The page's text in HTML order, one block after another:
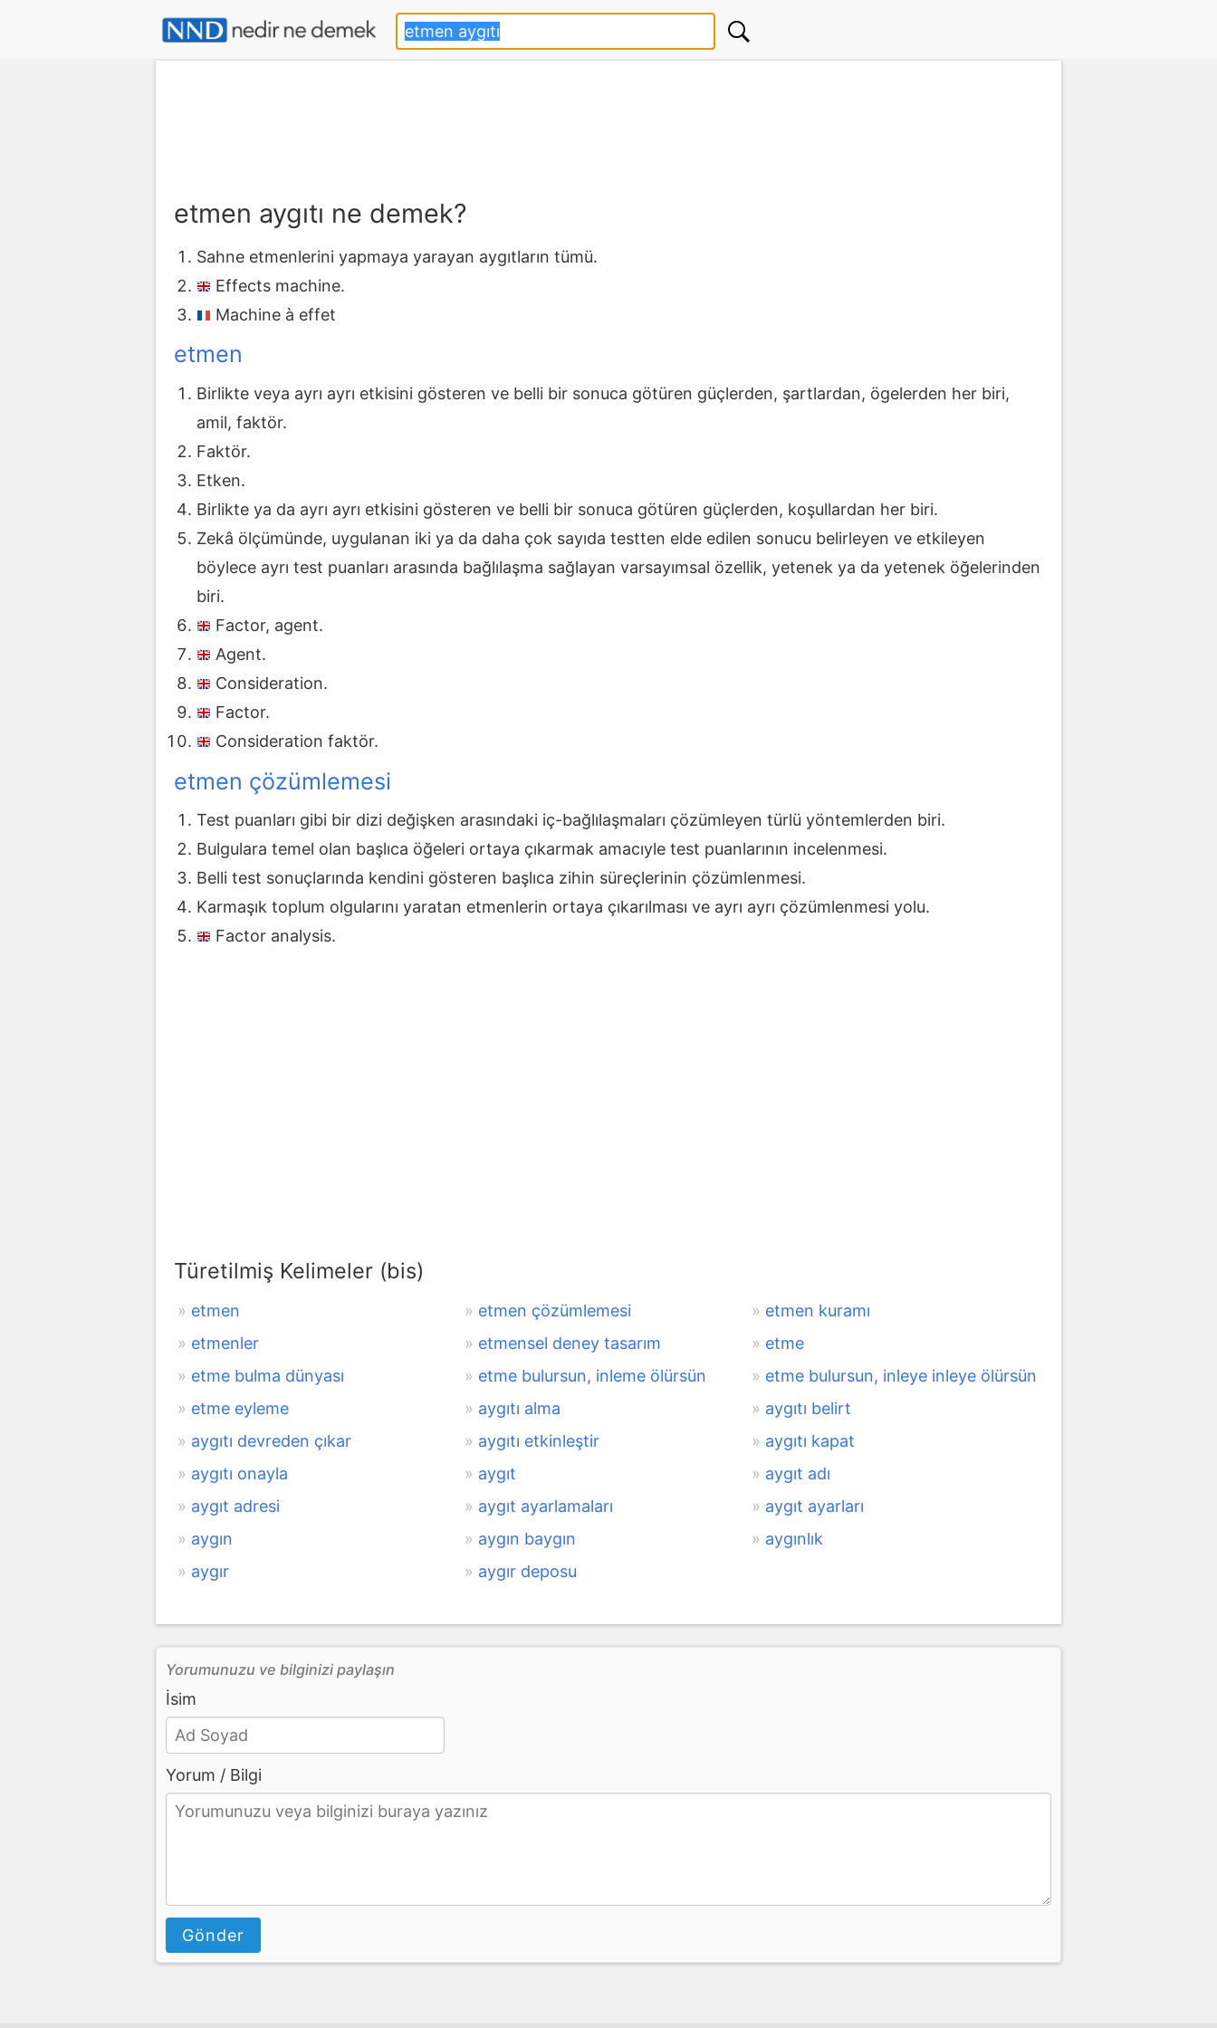
etmen aygıtı ne demek?
Sahne etmenlerini yapmaya yarayan aygıtların tümü.
Effects machine.
Machine à effet
etmen
Birlikte veya ayrı ayrı etkisini gösteren ve belli bir sonuca götüren güçlerden, şartlardan, ögelerden her biri,
amil, faktör.
Faktör.
Etken.
Birlikte ya da ayrı ayrı etkisini gösteren ve belli bir sonuca götüren güçlerden, koşullardan her biri.
Zekâ ölçümünde, uygulanan iki ya da daha çok sayıda testten elde edilen sonucu belirleyen ve etkileyen
böylece ayrı test puanları arasında bağlılaşma sağlayan varsayımsal özellik, yetenek ya da yetenek öğelerinden
biri.
Factor, agent.
Agent.
Consideration.
Factor.
Consideration faktör.
etmen çözümlemesi
Test puanları gibi bir dizi değişken arasındaki iç-bağlılaşmaları çözümleyen türlü yöntemlerden biri.
Bulgulara temel olan başlıca öğeleri ortaya çıkarmak amacıyle test puanlarının incelenmesi.
Belli test sonuçlarında kendini gösteren başlıca zihin süreçlerinin çözümlenmesi.
Karmaşık toplum olgularını yaratan etmenlerin ortaya çıkarılması ve ayrı ayrı çözümlenmesi yolu.
Factor analysis.
Türetilmiş Kelimeler (bis)
etmen etmen çözümlemesi
etmen kuramı
etmenler
etmensel deney tasarım
etme
etme bulma dünyası
etme bulursun, inleme ölürsün
etme bulursun, inleye inleye ölürsün
etme eyleme
aygıtı alma
aygıtı belirt
aygıtı devreden çıkar
aygıtı etkinleştir
aygıtı kapat
aygıtı onayla
aygıt
aygıt adı
aygıt adresi
aygıt ayarlamaları
aygıt ayarları
aygın
aygın baygın
aygınlık
aygır
aygır deposu
Yorumunuzu ve bilginizi paylaşın
İsim
Yorum / Bilgi
Gönder